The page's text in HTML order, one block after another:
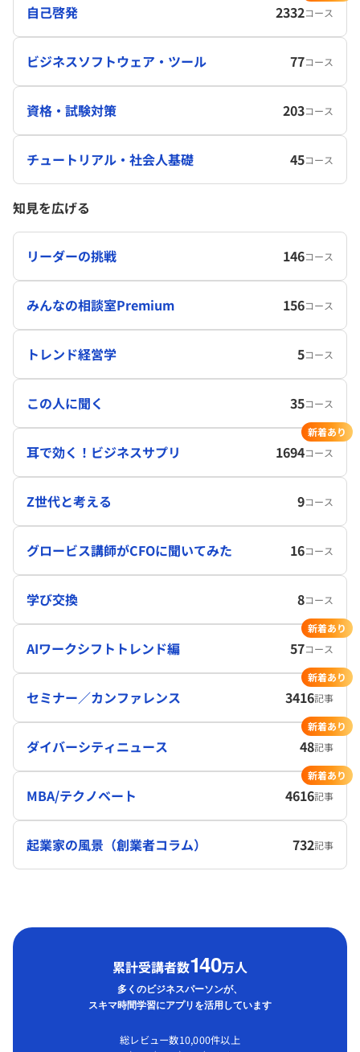
自己啓発 2332コース
ビジネスソフトウェア・ツール 77コース
資格・試験対策 203コース
チュートリアル・社会人基礎 45コース
知見を広げる
リーダーの挑戦 146コース
みんなの相談室Premium 156コース
トレンド経営学 5コース
この人に聞く 35コース
耳で効く！ビジネスサプリ 1694コース
新着あり
Z世代と考える 9コース
グロービス講師がCFOに聞いてみた 16コース
学び交換 8コース
AIワークシフトトレンド編 57コース
新着あり
セミナー／カンファレンス 3416記事
新着あり
ダイバーシティニュース 48記事
新着あり
MBA/テクノベート 4616記事
新着あり
起業家の風景（創業者コラム） 732記事
累計受講者数140万人
多くのビジネスパーソンが、
スキマ時間学習にアプリを活用しています
総レビュー数10,000件以上